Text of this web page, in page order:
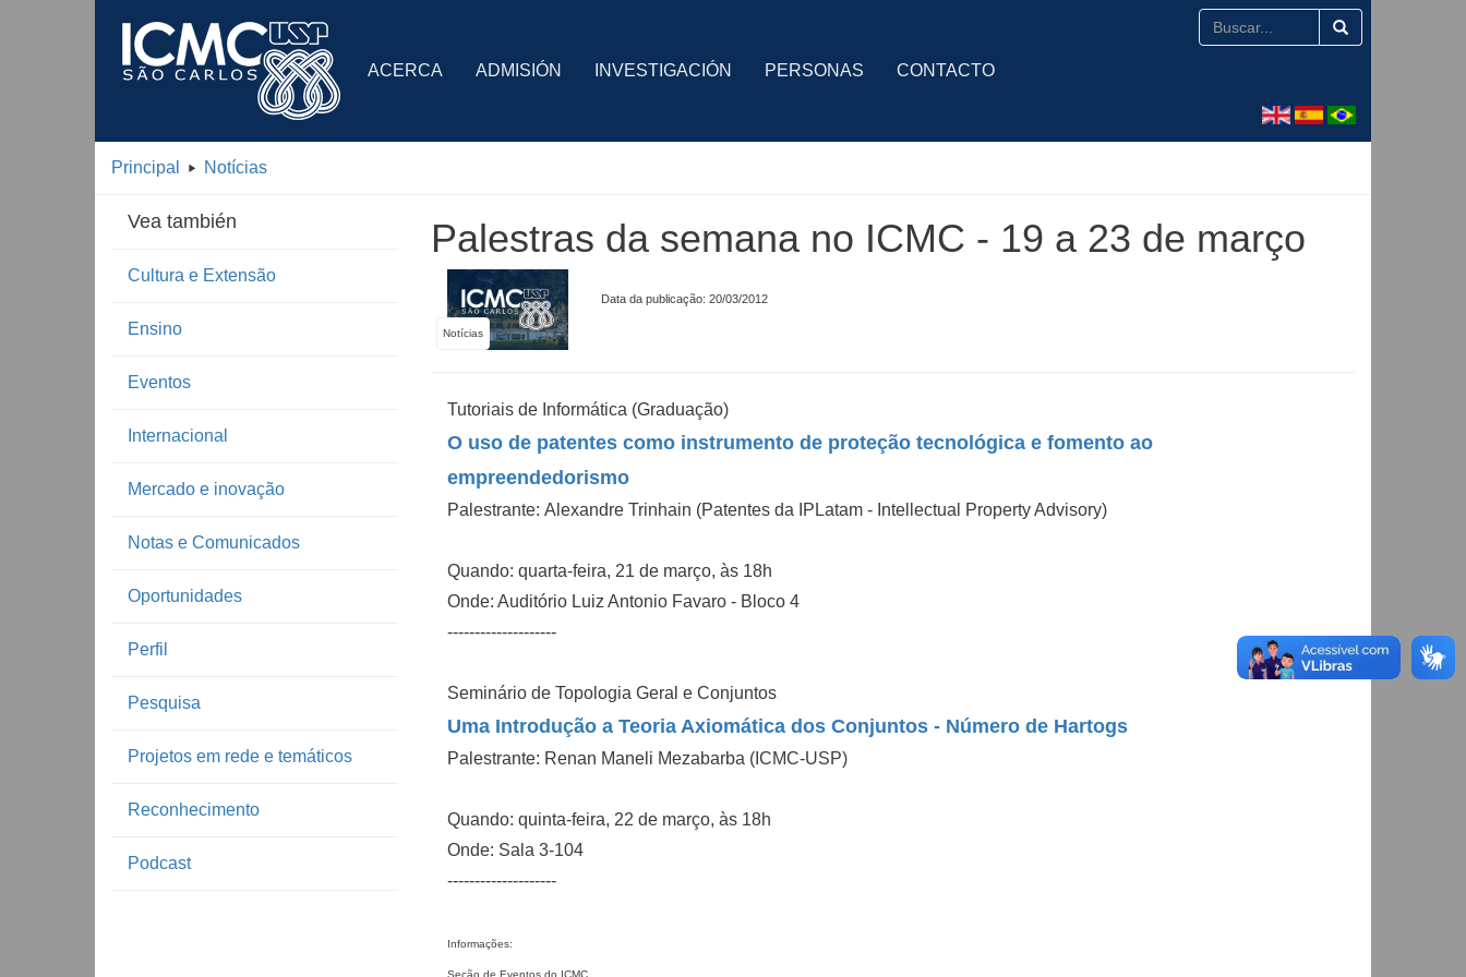
ACERCA ADMISIÓN INVESTIGACIÓN PERSONAS CONTACTO
Principal Notícias
Vea también
Cultura e Extensão
Ensino
Eventos
Internacional
Mercado e inovação
Notas e Comunicados
Oportunidades
Perfil
Pesquisa
Projetos em rede e temáticos
Reconhecimento
Podcast
Palestras da semana no ICMC - 19 a 23 de março
Notícias
Data da publicação: 20/03/2012
Tutoriais de Informática (Graduação)
O uso de patentes como instrumento de proteção tecnológica e fomento ao
empreendedorismo
Palestrante: Alexandre Trinhain (Patentes da IPLatam - Intellectual Property Advisory)
Quando: quarta-feira, 21 de março, às 18h
Onde: Auditório Luiz Antonio Favaro - Bloco 4
--------------------
Seminário de Topologia Geral e Conjuntos
Uma Introdução a Teoria Axiomática dos Conjuntos - Número de Hartogs
Palestrante: Renan Maneli Mezabarba (ICMC-USP)
Quando: quinta-feira, 22 de março, às 18h
Onde: Sala 3-104
--------------------
Informações:
Seção de Eventos do ICMC